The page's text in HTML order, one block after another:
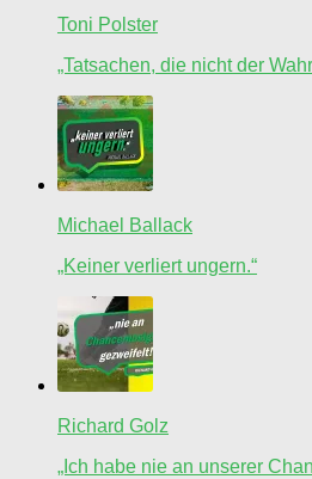
Toni Polster
„Tatsachen, die nicht der
Michael Ballack
„Keiner verliert ungern.“
Richard Golz
„Ich habe nie an unserer